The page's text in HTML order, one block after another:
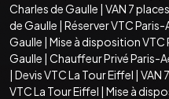
Charles de Gaulle | VAN 7
de Gaulle | Réserver VTC
Gaulle | Mise à disposition
Gaulle | Chauffeur Privé Paris-
| Devis VTC La Tour Eiffel | VAN
VTC La Tour Eiffel | Mise à